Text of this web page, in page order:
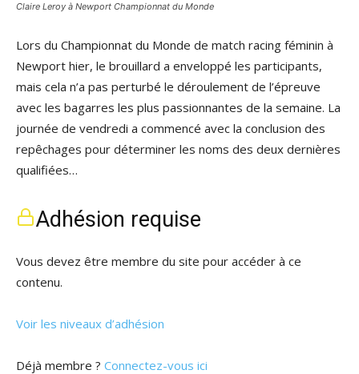
Claire Leroy à Newport Championnat du Monde
Lors du Championnat du Monde de match racing féminin à
Newport hier, le brouillard a enveloppé les participants,
mais cela n’a pas perturbé le déroulement de l’épreuve
avec les bagarres les plus passionnantes de la semaine. La
journée de vendredi a commencé avec la conclusion des
repêchages pour déterminer les noms des deux dernières
qualifiées…
Adhésion requise
Vous devez être membre du site pour accéder à ce
contenu.
Voir les niveaux d’adhésion
Déjà membre ? Connectez-vous ici